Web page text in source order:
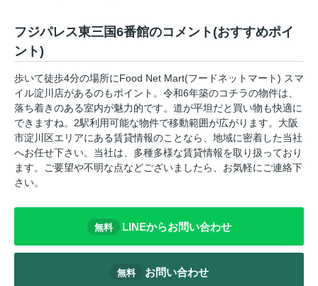
フジパレス東三国6番館のコメント(おすすめポイ
ント)
歩いて徒歩4分の場所にFood Net Mart(フードネットマート) スマ
イル淀川店があるのもポイント。令和6年築のコチラの物件は、
落ち着きのある室内が魅力的です。道が平坦だと買い物も快適に
できますね。2駅利用可能な物件で移動範囲が広がります。大阪
市淀川区エリアにある賃貸情報のことなら、地域に密着した当社
へお任せ下さい。当社は、多種多様な賃貸情報を取り扱っており
ます。ご要望や不明な点などございましたら、お気軽にご連絡下
さい。
無料 LINEからお問い合わせ
無料 お問い合わせ